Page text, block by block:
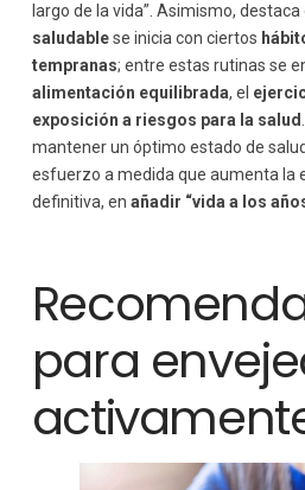
largo de la vida”. Asimismo, destaca
saludablese inicia con ciertos
tempranas; entre estas rutinas se
alimentación equilibrada, el
exposición a riesgos para la salud
mantener un óptimo estado de
esfuerzo a medida que aumenta la
definitiva, en añadir “vida a los
para